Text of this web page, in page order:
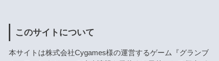
このサイトについて
本サイトは株式会社Cygames様の運営するゲーム『グランブ